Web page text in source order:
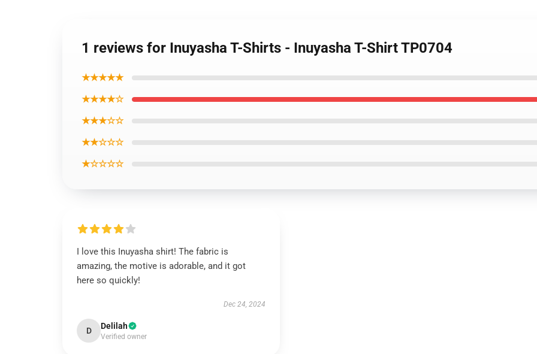
1 reviews for Inuyasha T-Shirts - Inuyasha T-Shirt TP0704
★★★★★
★★★★☆
★★★☆☆
★★☆☆☆
★☆☆☆☆
I love this Inuyasha shirt! The fabric is
amazing, the motive is adorable, and it got
here so quickly!
Dec 24, 2024
D Delilah
Verified owner